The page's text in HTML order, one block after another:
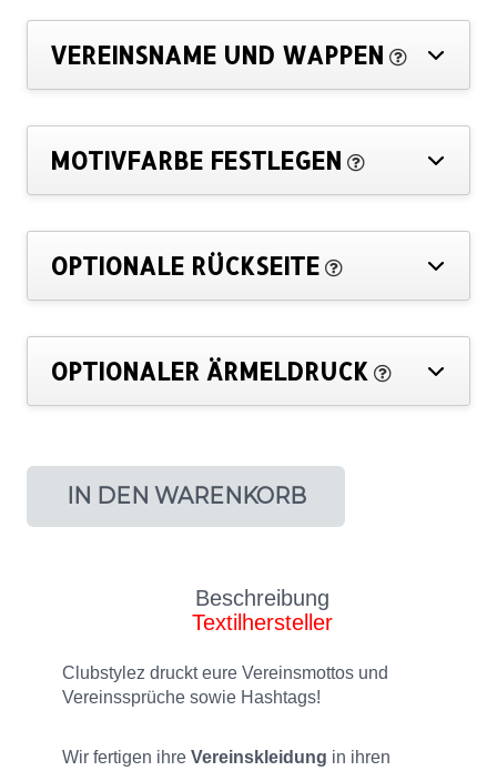
VEREINSNAME UND WAPPEN
MOTIVFARBE FESTLEGEN
OPTIONALE RÜCKSEITE
OPTIONALER ÄRMELDRUCK
IN DEN WARENKORB
Beschreibung
Textilhersteller
Clubstylez druckt eure Vereinsmottos und
Vereinssprüche sowie Hashtags!
Wir fertigen ihre Vereinskleidung in ihren